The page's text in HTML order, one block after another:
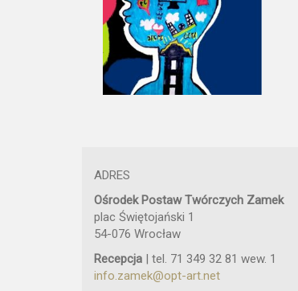
ADRES
Ośrodek Postaw Twórczych Zamek
plac Świętojański 1
54-076 Wrocław
Recepcja | tel. 71 349 32 81 wew. 1
info.zamek@opt-art.net